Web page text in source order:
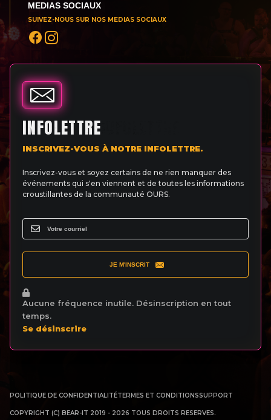
MEDIAS SOCIAUX
SUIVEZ-NOUS SUR NOS MEDIAS SOCIAUX
INFOLETTRE
INSCRIVEZ-VOUS À NOTRE INFOLETTRE.
Inscrivez-vous et soyez certains de ne rien manquer des
événements qui s'en viennent et de toutes les informations
croustillantes de la communauté OURS.
JE M'INSCRIT
Aucune fréquence inutile. Désinscription en tout
temps.
Se désinscrire
POLITIQUE DE CONFIDENTIALITÉTERMES ET CONDITIONSSUPPORT
COPYRIGHT (C) BEAR-IT 2019 - 2026 TOUS DROITS RESERVES.